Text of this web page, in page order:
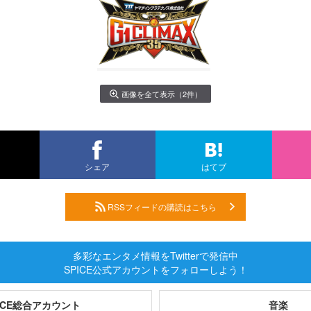
画像を全て表示（2件）
シェア はてブ
RSSフィードの購読はこちら
多彩なエンタメ情報をTwitterで発信中
SPICE公式アカウントをフォローしよう！
総合アカウント 音楽